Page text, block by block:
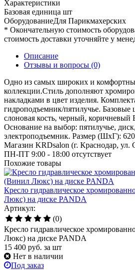
Характеристики
Базовая единица шт
ОборудованиеДля Парикмахерских
* Окончательную стоимость
стоимость доставки уточняйте у
Описание
Отзывы и вопросы (0)
Одно из самых широких и
коллекции.Стиль дополняют
накладками в цвет изделия.
гидроподъемник/пятилучье. Базовые
слоновая кость, черный, коричневый
Основание на выбор: пятилучье,
электроподъемник. Размер (ШхГ):
Магазин KRDsalon (г. Краснодар, ул.
ПН-ПТ 9:00 - 18:00 отсутствует
Похожие товары
Кресло гидравлическое
Люкс) на диске PANDA
Артикул:
(0)
Кресло гидравлическое
Люкс) на диске PANDA
15 400 руб. за шт
Нет в наличии
Под заказ